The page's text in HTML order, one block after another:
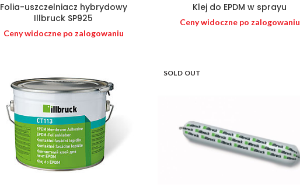
Folia-uszczelniacz hybrydowy
Illbruck SP925
Ceny widoczne po zalogowaniu
Klej do EPDM w sprayu
Ceny widoczne po zalogowaniu
SOLD OUT